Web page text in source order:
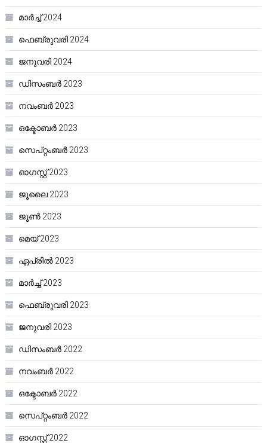
മാർച്ച്‌ 2024
ഫെബ്രുവരി 2024
ജനുവരി 2024
ഡിസംബർ 2023
നവംബർ 2023
ഒക്ടോബർ 2023
സെപ്റ്റംബർ 2023
ഓഗസ്റ്റ്‌ 2023
ജൂലൈ 2023
ജൂൺ 2023
മെയ്‌ 2023
ഏപ്രിൽ 2023
മാർച്ച്‌ 2023
ഫെബ്രുവരി 2023
ജനുവരി 2023
ഡിസംബർ 2022
നവംബർ 2022
ഒക്ടോബർ 2022
സെപ്റ്റംബർ 2022
ഓഗസ്റ്റ്‌ 2022